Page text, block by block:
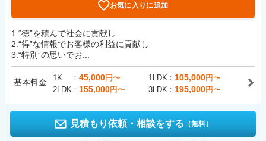
お気に入りに追加
1.“徳”を積んで社会に貢献し
2.“得”な情報でお客様の利益に貢献し
3.“特別”の思いでお...
基本料金 1K 45,000円〜 1LDK 105,000円〜
2LDK
155,000円〜 3LDK 195,000円〜
見積もり依頼・相談をする （無料）